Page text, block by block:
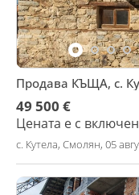
Продава КЪЩА, с.
49 500 €
Цената е с
с. Кутела, Смолян, 05